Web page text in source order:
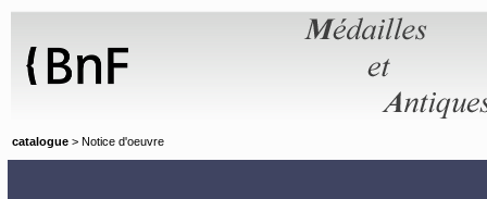
catalogue > Notice d'oeuvre